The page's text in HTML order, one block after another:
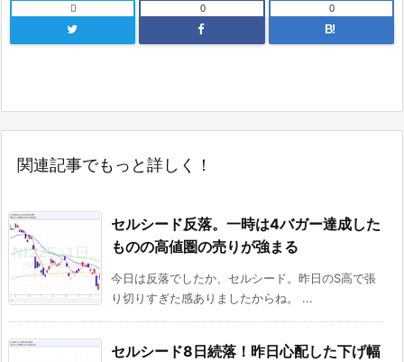
 0
B!
0
関連記事でもっと詳しく！
セルシード反落。一時は4バガー達成した
ものの高値圏の売りが強まる
今日は反落でしたか、セルシード。昨日のS高で張
り切りすぎた感ありましたからね。 ...
セルシード8日続落！昨日心配した下げ幅